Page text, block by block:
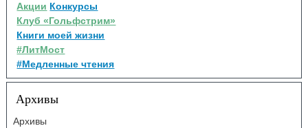
Акции Конкурсы
Клуб «Гольфстрим»
Книги моей жизни
#ЛитМост
#Медленные чтения
Архивы
Архивы